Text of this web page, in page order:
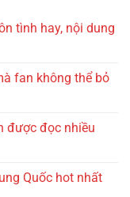
tình hay, nội dung
fan không thể bỏ
được đọc nhiều
Quốc hot nhất